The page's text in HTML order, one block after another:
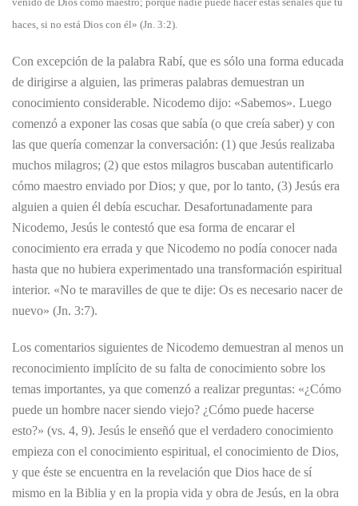
haces, si no está Dios con él» (Jn. 3:2).
Con excepción de la palabra Rabí, que es sólo una forma educada
de dirigirse a alguien, las primeras palabras demuestran un
conocimiento considerable. Nicodemo dijo: «Sabemos». Luego
comenzó a exponer las cosas que sabía (o que creía saber) y con
las que quería comenzar la conversación: (1) que Jesús realizaba
muchos milagros; (2) que estos milagros buscaban autentificarlo
cómo maestro enviado por Dios; y que, por lo tanto, (3) Jesús era
alguien a quien él debía escuchar. Desafortunadamente para
Nicodemo, Jesús le contestó que esa forma de encarar el
conocimiento era errada y que Nicodemo no podía conocer nada
hasta que no hubiera experimentado una transformación espiritual
interior. «No te maravilles de que te dije: Os es necesario nacer de
nuevo» (Jn. 3:7).
Los comentarios siguientes de Nicodemo demuestran al menos un
reconocimiento implícito de su falta de conocimiento sobre los
temas importantes, ya que comenzó a realizar preguntas: «¿Cómo
puede un hombre nacer siendo viejo? ¿Cómo puede hacerse
esto?» (vs. 4, 9). Jesús le enseñó que el verdadero conocimiento
empieza con el conocimiento espiritual, el conocimiento de Dios,
y que éste se encuentra en la revelación que Dios hace de sí
mismo en la Biblia y en la propia vida y obra de Jesús, en la obra